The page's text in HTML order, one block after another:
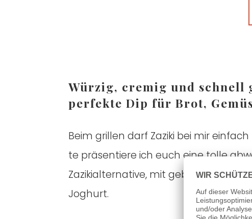
Wür­zig, cre­mig und schnell
per­fek­te Dip für Brot,
Beim gril­len darf Zazi­ki bei mir
te prä­sen­tie­re ich euch eine tol­le
Zazi­ki­al­ter­na­ti­ve, mit geba­cke­nen
Joghurt.